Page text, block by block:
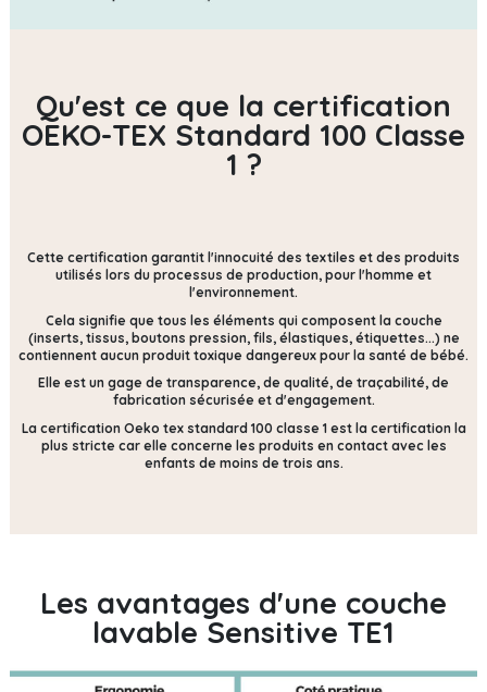
Qu'est ce que la certification
OEKO-TEX Standard 100 Classe
1 ?
Cette certification garantit l'innocuité des textiles et des produits
utilisés lors du processus de production, pour l'homme et
l'environnement.
Cela signifie que tous les éléments qui composent la couche
(inserts, tissus, boutons pression, fils, élastiques, étiquettes...) ne
contiennent aucun produit toxique dangereux pour la santé de bébé.
Elle est un gage de transparence, de qualité, de traçabilité, de
fabrication sécurisée et d'engagement.
La certification Oeko tex standard 100 classe 1 est la certification la
plus stricte car elle concerne les produits en contact avec les
enfants de moins de trois ans.
Les avantages d'une couche
lavable Sensitive TE1